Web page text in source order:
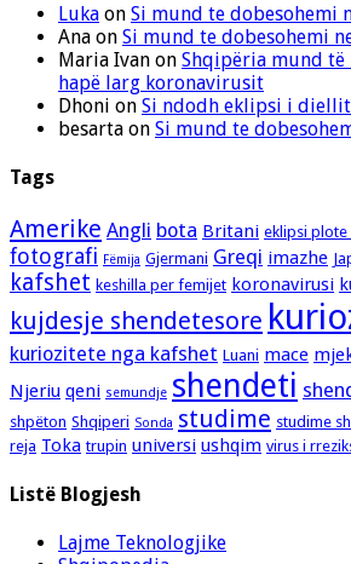
Luka on Si mund te dobesohemi
Ana on Si mund te dobesohemi
Maria Ivan on Shqipëria mund të
hapë larg koronavirusit
Dhoni on Si ndodh eklipsi i
besarta on Si mund te
Tags
Amerike Angli bota Britani eklipsi
fotografi Fëmija Gjermani Greqi imazhe
kafshet keshilla per femijet koronavirusi
kujdesje shendetesore
kuriozitete nga kafshet Luani mace
Njeriu qeni semundje shendeti
shpëton Shqiperi Sonda studime studime
reja Toka trupin universi ushqim virus i
Listë Blogjesh
Lajme Teknologjike